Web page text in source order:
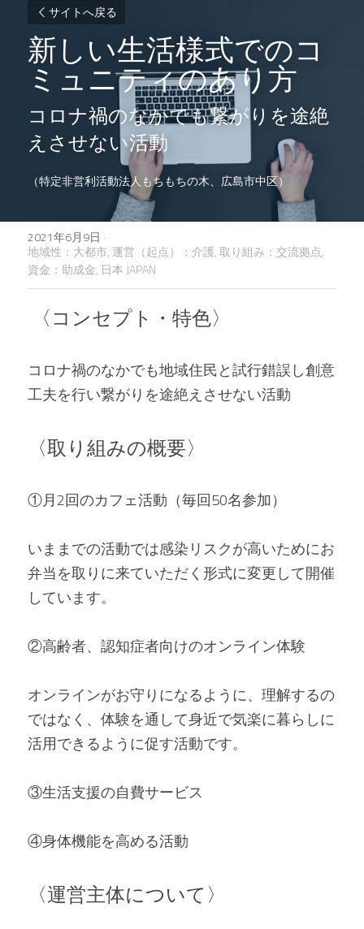
サイトへ戻る
新しい生活様式でのコ
ミュニティのあり方
コロナ禍のなかでも繋がりを途絶
えさせない活動
（特定非営利活動法人もちもちの木、広島市中区）
2021年6月9日 ·
地域性：大都市, 運営（起点）：介護,取り組み：交流拠点,
資金：助成金, 日本 JAPAN
〈コンセプト・特色〉
コロナ禍のなかでも地域住民と試行錯誤し創意
工夫を行い繋がりを途絶えさせない活動
〈取り組みの概要〉
①月2回のカフェ活動（毎回50名参加）
いままでの活動では感染リスクが高いためにお
弁当を取りに来ていただく形式に変更して開催
しています。
②高齢者、認知症者向けのオンライン体験
オンラインがお守りになるように、理解するの
ではなく、体験を通して身近で気楽に暮らしに
活用できるように促す活動です。
③生活支援の自費サービス
④身体機能を高める活動
〈運営主体について〉